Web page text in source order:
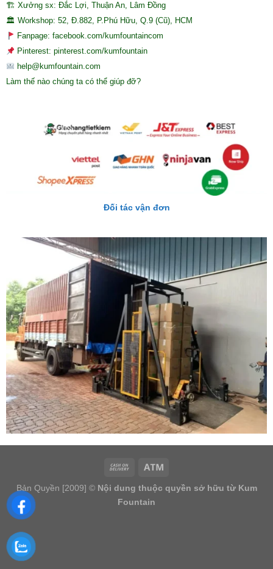
🏗 Xưởng sx: Đắc Lợi, Thuận An, Lâm Đồng
🏛 Workshop: 52, Đ.882, P.Phú Hữu, Q.9 (Cũ), HCM
Fanpage: facebook.com/kumfountaincom
Pinterest: pinterest.com/kumfountain
help@kumfountain.com
Làm thế nào chúng ta có thể giúp đỡ?
Đối tác vận đơn
Bản Quyền [2009] © Nội dung thuộc quyền sở hữu từ Kum
Fountain